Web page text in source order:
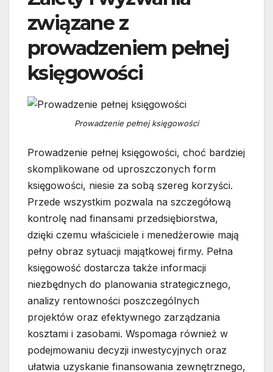
związane z
prowadzeniem pełnej
księgowości
Prowadzenie pełnej księgowości
Prowadzenie pełnej księgowości, choć bardziej
skomplikowane od uproszczonych form
księgowości, niesie za sobą szereg korzyści.
Przede wszystkim pozwala na szczegółową
kontrolę nad finansami przedsiębiorstwa,
dzięki czemu właściciele i menedżerowie mają
pełny obraz sytuacji majątkowej firmy. Pełna
księgowość dostarcza także informacji
niezbędnych do planowania strategicznego,
analizy rentowności poszczególnych
projektów oraz efektywnego zarządzania
kosztami i zasobami. Wspomaga również w
podejmowaniu decyzji inwestycyjnych oraz
ułatwia uzyskanie finansowania zewnętrznego,